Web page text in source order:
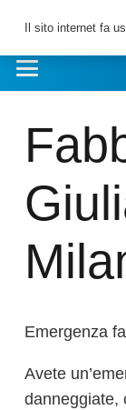
Emergenza
Avete
danneggiate,
Il sito internet fa